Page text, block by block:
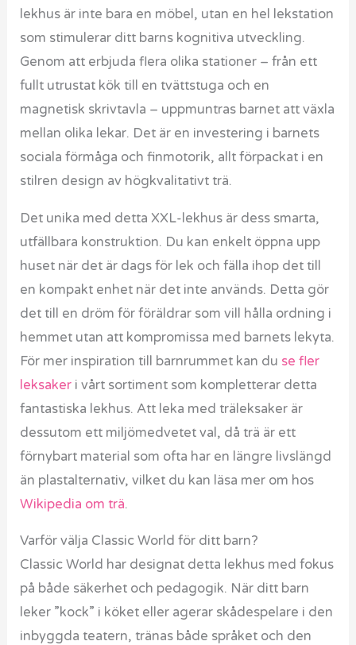
lekhus är inte bara en möbel, utan en hel lekstation
som stimulerar ditt barns kognitiva utveckling.
Genom att erbjuda flera olika stationer – från ett
fullt utrustat kök till en tvättstuga och en
magnetisk skrivtavla – uppmuntras barnet att växla
mellan olika lekar. Det är en investering i barnets
sociala förmåga och finmotorik, allt förpackat i en
stilren design av högkvalitativt trä.
Det unika med detta XXL-lekhus är dess smarta,
utfällbara konstruktion. Du kan enkelt öppna upp
huset när det är dags för lek och fälla ihop det till
en kompakt enhet när det inte används. Detta gör
det till en dröm för föräldrar som vill hålla ordning i
hemmet utan att kompromissa med barnets lekyta.
För mer inspiration till barnrummet kan du se fler
leksaker i vårt sortiment som kompletterar detta
fantastiska lekhus. Att leka med träleksaker är
dessutom ett miljömedvetet val, då trä är ett
förnybart material som ofta har en längre livslängd
än plastalternativ, vilket du kan läsa mer om hos
Wikipedia om trä.
Varför välja Classic World för ditt barn?
Classic World har designat detta lekhus med fokus
på både säkerhet och pedagogik. När ditt barn
leker ”kock” i köket eller agerar skådespelare i den
inbyggda teatern, tränas både språket och den